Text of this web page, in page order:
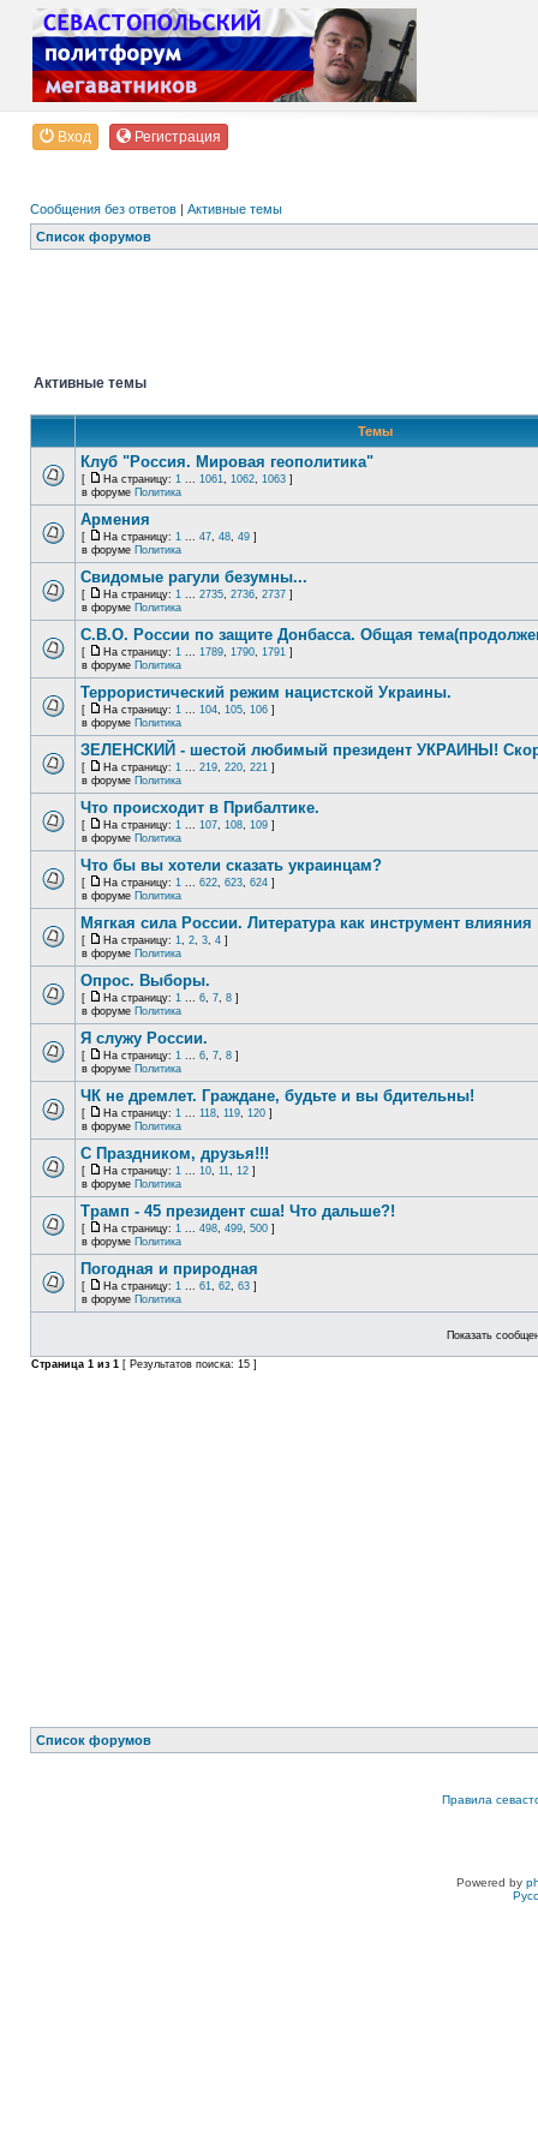
Вход Регистрация
Сообщения без ответов | Активные темы
Список форумов
Активные темы
Темы
Клуб "Россия. Мировая геополитика"
[ На страницу: 1 ... 1061, 1062, 1063 ]
в форуме Политика
Армения
[ На страницу: 1 ... 47, 48, 49 ]
в форуме Политика
Свидомые рагули безумны...
[ На страницу: 1 ... 2735, 2736, 2737 ]
в форуме Политика
С.В.О. России по защите Донбасса. Общая
[ На страницу: 1 ... 1789, 1790, 1791 ]
в форуме Политика
Террористический режим нацистской Украины.
[ На страницу: 1 ... 104, 105, 106 ]
в форуме Политика
ЗЕЛЕНСКИЙ - шестой любимый президент УКРАИНЫ!
[ На страницу: 1 ... 219, 220, 221 ]
в форуме Политика
Что происходит в Прибалтике.
[ На страницу: 1 ... 107, 108, 109 ]
в форуме Политика
Что бы вы хотели сказать украинцам?
[ На страницу: 1 ... 622, 623, 624 ]
в форуме Политика
Мягкая сила России. Литература как инструмент влияния
[ На страницу: 1, 2, 3, 4 ]
в форуме Политика
Опрос. Выборы.
[ На страницу: 1 ... 6, 7, 8 ]
в форуме Политика
Я служу России.
[ На страницу: 1 ... 6, 7, 8 ]
в форуме Политика
ЧК не дремлет. Граждане, будьте и вы бдительны!
[ На страницу: 1 ... 118, 119, 120 ]
в форуме Политика
С Праздником, друзья!!!
[ На страницу: 1 ... 10, 11, 12 ]
в форуме Политика
Трамп - 45 президент сша! Что дальше?!
[ На страницу: 1 ... 498, 499, 500 ]
в форуме Политика
Погодная и природная
[ На страницу: 1 ... 61, 62, 63 ]
в форуме Политика
Показать
Страница 1 из 1 [ Результатов поиска: 15 ]
Список форумов
Правила
Powered by